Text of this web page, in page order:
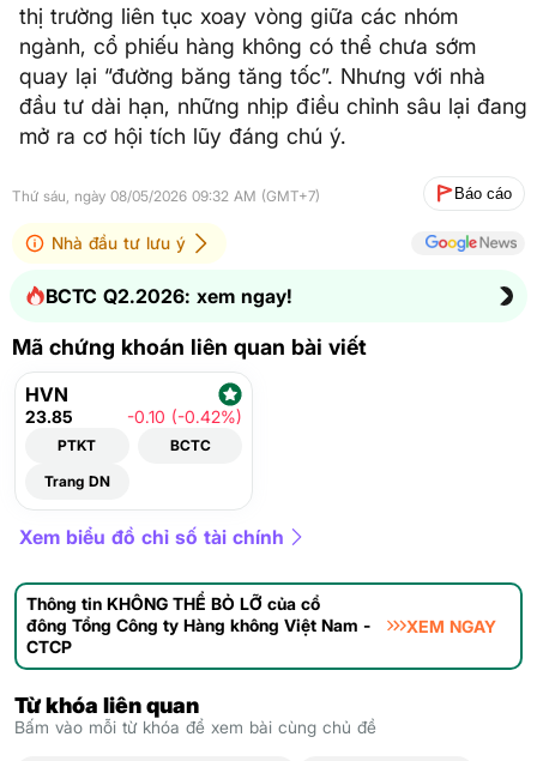
thị trường liên tục xoay vòng giữa các nhóm
ngành, cổ phiếu hàng không có thể chưa sớm
quay lại “đường băng tăng tốc”. Nhưng với nhà
đầu tư dài hạn, những nhịp điều chỉnh sâu lại đang
mở ra cơ hội tích lũy đáng chú ý.
Thứ sáu, ngày 08/05/2026 09:32 AM (GMT+7) Báo cáo
Nhà đầu tư lưu ý
BCTC Q2.2026: xem ngay!
Mã chứng khoán liên quan bài viết
HVN
23.85 -0.10 (-0.42%)
PTKT
BCTC
Trang DN
Xem biểu đồ chỉ số tài chính
Thông tin KHÔNG THỂ BỎ LỠ của cổ
đông Tổng Công ty Hàng không Việt Nam -
CTCP
XEM NGAY
Từ khóa liên quan
Bấm vào mỗi từ khóa để xem bài cùng chủ đề